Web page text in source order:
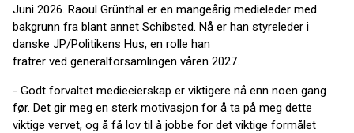
Juni 2026. Raoul Grünthal er en mangeårig medieleder med
bakgrunn fra blant annet Schibsted. Nå er han styreleder i
danske JP/Politikens Hus, en rolle han
fratrer ved generalforsamlingen våren 2027.
- Godt forvaltet medieeierskap er viktigere nå enn noen gang
før. Det gir meg en sterk motivasjon for å ta på meg dette
viktige vervet, og å få lov til å jobbe for det viktige formålet